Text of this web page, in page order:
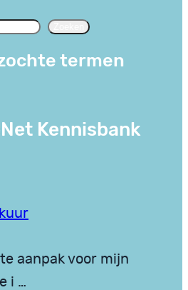
termen
Kennisbank
aanpak voor mijn
i …